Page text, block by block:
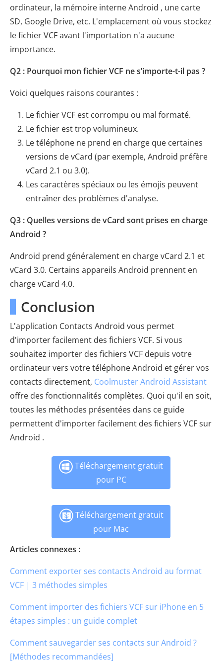
ordinateur, la mémoire interne Android , une carte
SD, Google Drive, etc. L'emplacement où vous stockez
le fichier VCF avant l'importation n'a aucune
importance.
Q2 : Pourquoi mon fichier VCF ne s’importe-t-il pas ?
Voici quelques raisons courantes :
Le fichier VCF est corrompu ou mal formaté.
Le fichier est trop volumineux.
Le téléphone ne prend en charge que certaines
versions de vCard (par exemple, Android préfère
vCard 2.1 ou 3.0).
Les caractères spéciaux ou les émojis peuvent
entraîner des problèmes d'analyse.
Q3 : Quelles versions de vCard sont prises en charge
Android ?
Android prend généralement en charge vCard 2.1 et
vCard 3.0. Certains appareils Android prennent en
charge vCard 4.0.
Conclusion
L'application Contacts Android vous permet
d'importer facilement des fichiers VCF. Si vous
souhaitez importer des fichiers VCF depuis votre
ordinateur vers votre téléphone Android et gérer vos
contacts directement, Coolmuster Android Assistant
offre des fonctionnalités complètes. Quoi qu'il en soit,
toutes les méthodes présentées dans ce guide
permettent d'importer facilement des fichiers VCF sur
Android .
Téléchargement gratuit
pour PC
Téléchargement gratuit
pour Mac
Articles connexes :
Comment exporter ses contacts Android au format
VCF | 3 méthodes simples
Comment importer des fichiers VCF sur iPhone en 5
étapes simples : un guide complet
Comment sauvegarder ses contacts sur Android ?
[Méthodes recommandées]